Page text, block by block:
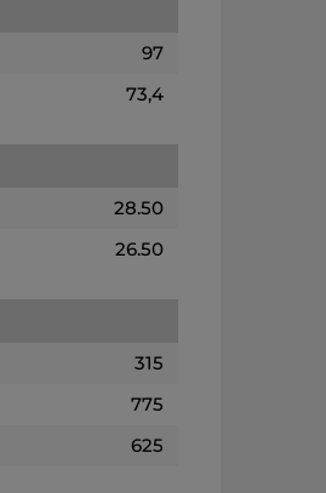
97
73,4
28.50
26.50
315
775
625